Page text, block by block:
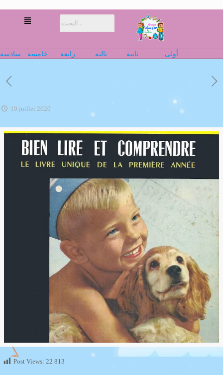
أولى ثانية ثالثة رابعة خامسة سادسة
19 juillet 2020
Post Views: 22 813